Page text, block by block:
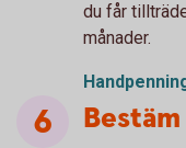
du får
månader.